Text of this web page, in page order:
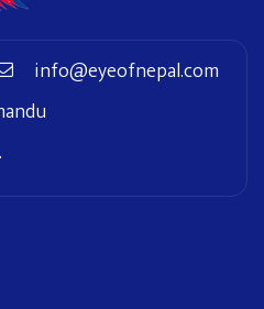
info@eyeofnepal.com